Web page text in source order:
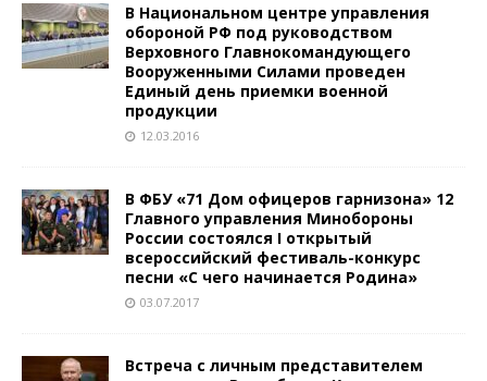
В Национальном центре управления
обороной РФ под руководством
Верховного Главнокомандующего
Вооруженными Силами проведен
Единый день приемки военной
продукции
12.03.2016
В ФБУ «71 Дом офицеров гарнизона» 12
Главного управления Минобороны
России состоялся I открытый
всероссийский фестиваль-конкурс
песни «С чего начинается Родина»
03.07.2017
Встреча с личным представителем